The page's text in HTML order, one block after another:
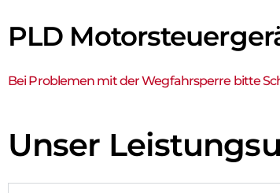
PLD
Bei Problemen mit der Wegfahrsperre bitte
Unser